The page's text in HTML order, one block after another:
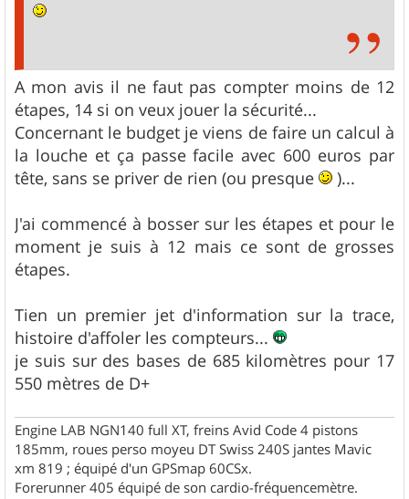
A mon avis il ne faut pas compter moins de 12
étapes, 14 si on veux jouer la sécurité...
Concernant le budget je viens de faire un calcul à
la louche et ça passe facile avec 600 euros par
tête, sans se priver de rien (ou presque
)...
J'ai commencé à bosser sur les étapes et pour le
moment je suis à 12 mais ce sont de grosses
étapes.
Tien un premier jet d'information sur la trace,
histoire d'affoler les compteurs...
je suis sur des bases de 685 kilomètres pour 17
550 mètres de D+
Engine LAB NGN140 full XT, freins Avid Code 4 pistons
185mm, roues perso moyeu DT Swiss 240S jantes Mavic
xm 819 ; équipé d'un GPSmap 60CSx.
Forerunner 405 équipé de son cardio-fréquencemètre.